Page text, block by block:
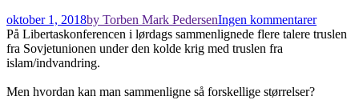
oktober 1, 2018by Torben Mark PedersenIngen kommentarer
På Libertaskonferencen i lørdags sammenlignede flere talere truslen
fra Sovjetunionen under den kolde krig med truslen fra
islam/indvandring.
Men hvordan kan man sammenligne så forskellige størrelser?